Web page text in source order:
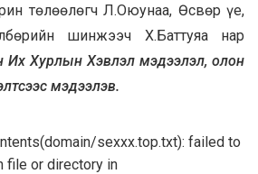
төлөөлөгч Л.Оюунаа, Өсвөр үе,
шинжээч Х.Баттуяа нар
Их Хурлын Хэвлэл мэдээлэл, олон
мэдээлэв.
sexxx.top.txt): failed to
file or directory in